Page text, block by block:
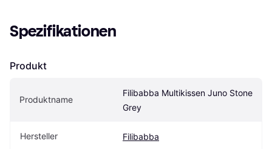
Spezifikationen
Produkt
Produktname
Filibabba Multikissen Juno Stone
Grey
Hersteller Filibabba